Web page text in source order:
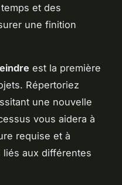
et des
une finition
est la première
Répertoriez
une nouvelle
vous aidera à
requise et à
aux différentes